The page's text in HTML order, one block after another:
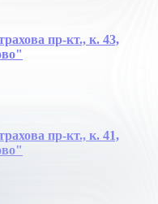
пр-кт., к. 43,
пр-кт., к. 41,